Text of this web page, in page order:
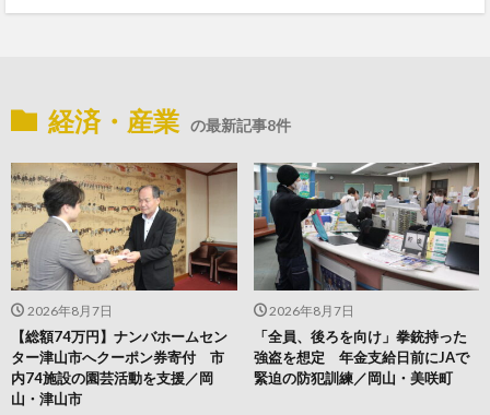
経済・産業 の最新記事8件
2026年8月7日
「全員、後ろを向け」拳銃持った
強盗を想定 年金支給日前にJAで
緊迫の防犯訓練／岡山・美咲町
2026年8月7日
【総額74万円】ナンバホームセン
ター津山市へクーポン券寄付 市
内74施設の園芸活動を支援／岡
山・津山市